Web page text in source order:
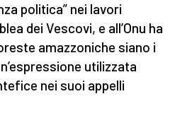
politica” nei lavori
dei Vescovi, e all’Onu ha
amazzoniche siano i
utilizzata
nei suoi appelli